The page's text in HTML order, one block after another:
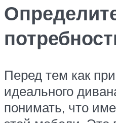
Перед тем как
идеального
понимать, что